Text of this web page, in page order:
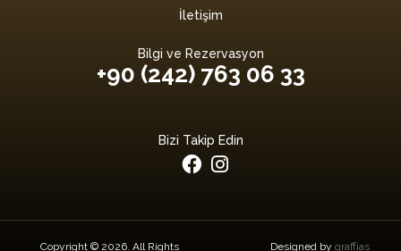
İletişim
Bilgi ve Rezervasyon
+90 (242) 763 06 33
Bizi Takip Edin
Copyright © 2026. All Rights Designed by graffias